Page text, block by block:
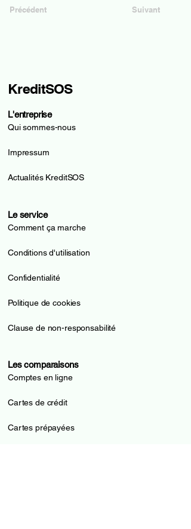
Précédent Suivant
L'entreprise
Qui sommes-nous
Impressum
Actualités KreditSOS
Le service
Comment ça marche
Conditions d'utilisation
Confidentialité
Politique de cookies
Clause de non-responsabilité
Les comparaisons
Comptes en ligne
Cartes de crédit
Cartes prépayées
KreditSOS